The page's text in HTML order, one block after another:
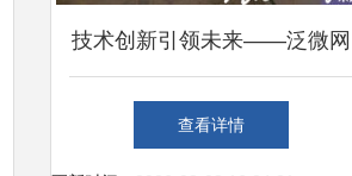
技术创新引领未来——泛微网
络科技公司新产品发布会完满
查看详情